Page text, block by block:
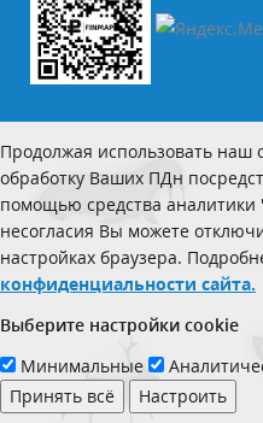
Продолжая использовать наш
обработку Ваших ПДн
помощью средства аналитики
несогласия Вы можете
настройках браузера.
конфиденциальности сайта.
Выберите настройки cookie
Минимальные
Принять всё
Настроить